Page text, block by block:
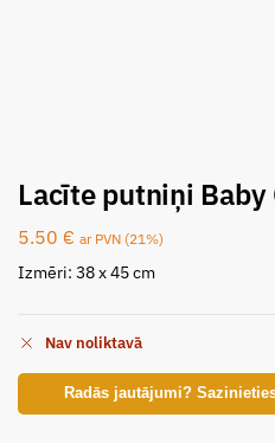
Lacīte putniņi Baby
5.50 € ar PVN (21%)
Izmēri: 38 x 45 cm
Nav noliktavā
Radās jautājumi?